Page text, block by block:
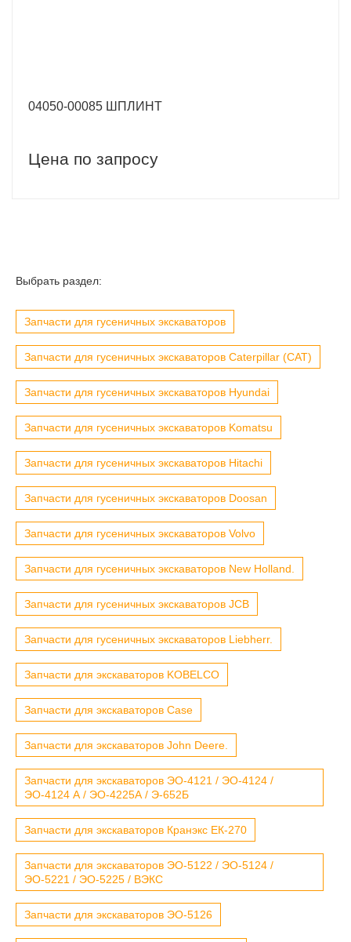
04050-00085 ШПЛИНТ
Цена по запросу
Выбрать раздел:
Запчасти для гусеничных экскаваторов
Запчасти для гусеничных экскаваторов Caterpillar (CAT)
Запчасти для гусеничных экскаваторов Hyundai
Запчасти для гусеничных экскаваторов Komatsu
Запчасти для гусеничных экскаваторов Hitachi
Запчасти для гусеничных экскаваторов Doosan
Запчасти для гусеничных экскаваторов Volvo
Запчасти для гусеничных экскаваторов New Holland.
Запчасти для гусеничных экскаваторов JCB
Запчасти для гусеничных экскаваторов Liebherr.
Запчасти для экскаваторов KOBELCO
Запчасти для экскаваторов Case
Запчасти для экскаваторов John Deere.
Запчасти для экскаваторов ЭО-4121 / ЭО-4124 /
ЭО-4124 А / ЭО-4225А / Э-652Б
Запчасти для экскаваторов Кранэкс ЕК-270
Запчасти для экскаваторов ЭО-5122 / ЭО-5124 /
ЭО-5221 / ЭО-5225 / ВЭКС
Запчасти для экскаваторов ЭО-5126